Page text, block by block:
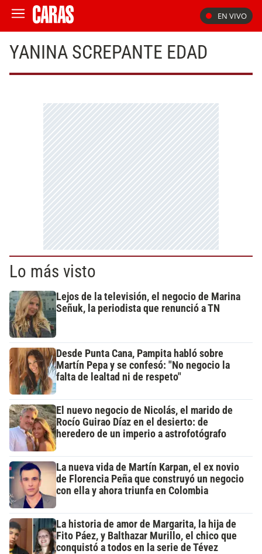
EN VIVO
YANINA SCREPANTE EDAD
Lo más visto
Lejos de la televisión, el negocio de Marina
Señuk, la periodista que renunció a TN
Desde Punta Cana, Pampita habló sobre
Martín Pepa y se confesó: "No negocio la
falta de lealtad ni de respeto"
El nuevo negocio de Nicolás, el marido de
Rocío Guirao Díaz en el desierto: de
heredero de un imperio a astrofotógrafo
La nueva vida de Martín Karpan, el ex novio
de Florencia Peña que construyó un negocio
con ella y ahora triunfa en Colombia
La historia de amor de Margarita, la hija de
Fito Páez, y Balthazar Murillo, el chico que
conquistó a todos en la serie de Tévez